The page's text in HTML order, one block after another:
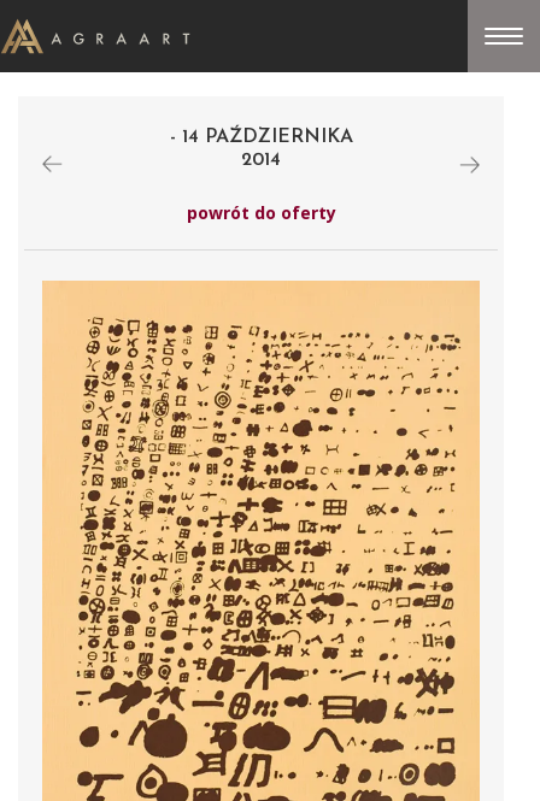
- 14 PAŹDZIERNIKA
2014
powrót do oferty